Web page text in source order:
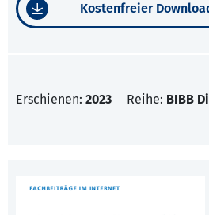
Kostenfreier
Erschienen: 2023 Reihe: BIBB